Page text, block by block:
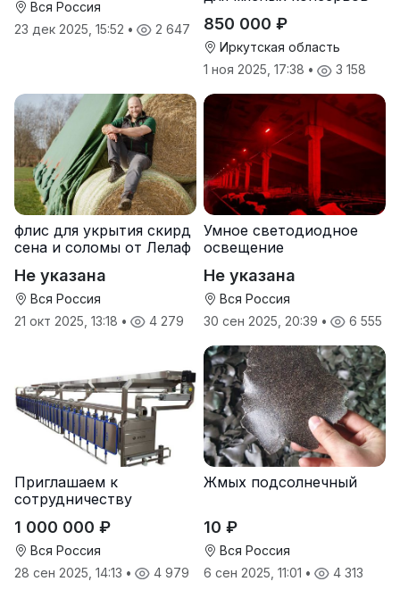
Вся Россия
23 дек 2025, 15:52 • 2 647 850 000 ₽
Иркутская область
1 ноя 2025, 17:38 • 3 158
флис для укрытия скирд
сена и соломы от Лелаф
Не указана
Вся Россия
21 окт 2025, 13:18 • 4 279
Умное светодиодное
освещение
Не указана
Вся Россия
30 сен 2025, 20:39 • 6 555
Приглашаем к
сотрудничеству
1 000 000 ₽
Вся Россия
28 сен 2025, 14:13 • 4 979
Жмых подсолнечный
10 ₽
Вся Россия
6 сен 2025, 11:01 • 4 313